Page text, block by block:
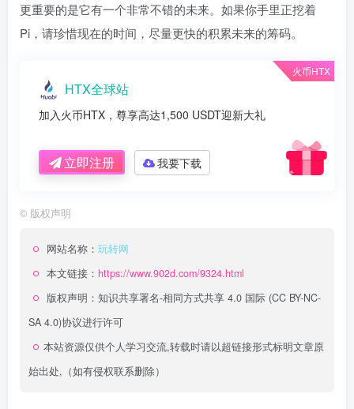
更重要的是它有一个非常不错的未来。如果你手里正挖着
Pi，请珍惜现在的时间，尽量更快的积累未来的筹码。
火币HTX
HTX全球站
加入火币HTX，尊享高达1,500 USDT迎新大礼
立即注册 我要下载
© 版权声明
网站名称： 玩转网
本文链接： https://www.902d.com/9324.html
版权声明： 知识共享署名-相同方式共享 4.0 国际 (CC BY-NC-
SA 4.0)协议进行许可
本站资源仅供个人学习交流,转载时请以超链接形式标明文章原
始出处,（如有侵权联系删除）